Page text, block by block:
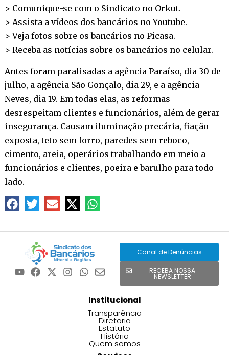
> Comunique-se com o Sindicato no Orkut.
> Assista a vídeos dos bancários noYoutube.
> Veja fotos sobre os bancários no Picasa.
> Receba as notícias sobre os bancários no celular.
Antes foram paralisadas a agência Paraíso, dia 30 de
julho, a agência São Gonçalo, dia 29, e a agência
Neves, dia 19. Em todas elas, as reformas
desrespeitam clientes e funcionários, além de gerar
insegurança. Causam iluminação precária, fiação
exposta, teto sem forro, paredes sem reboco,
cimento, areia, operários trabalhando em meio a
funcionários e clientes, poeira e barulho para todo
lado.
Canal de Denúncias
RECEBA NOSSA
NEWSLETTER
Institucional
Transparência
Diretoria
Estatuto
História
Quem somos